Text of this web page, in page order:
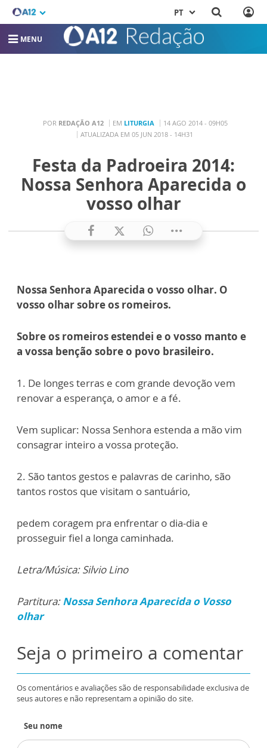
PT
MENU
POR REDAÇÃO A12 EM LITURGIA
14 AGO 2014 - 09H05
ATUALIZADA EM 05 JUN 2018 - 14H31
Festa da Padroeira 2014:
Nossa Senhora Aparecida o
vosso olhar
Nossa Senhora Aparecida o vosso olhar. O
vosso olhar sobre os romeiros.
Sobre os romeiros estendei e o vosso manto e
a vossa benção sobre o povo brasileiro.
1. De longes terras e com grande devoção vem
renovar a esperança, o amor e a fé.
Vem suplicar: Nossa Senhora estenda a mão vim
consagrar inteiro a vossa proteção.
2. São tantos gestos e palavras de carinho, são
tantos rostos que visitam o santuário,
pedem coragem pra enfrentar o dia-dia e
prosseguir fiel a longa caminhada.
Letra/Música: Silvio Lino
Partitura:Nossa Senhora Aparecida o Vosso
olhar
Seja o primeiro a comentar
Os comentários e avaliações são de responsabilidade exclusiva de
seus autores e não representam a opinião do site.
Seu nome